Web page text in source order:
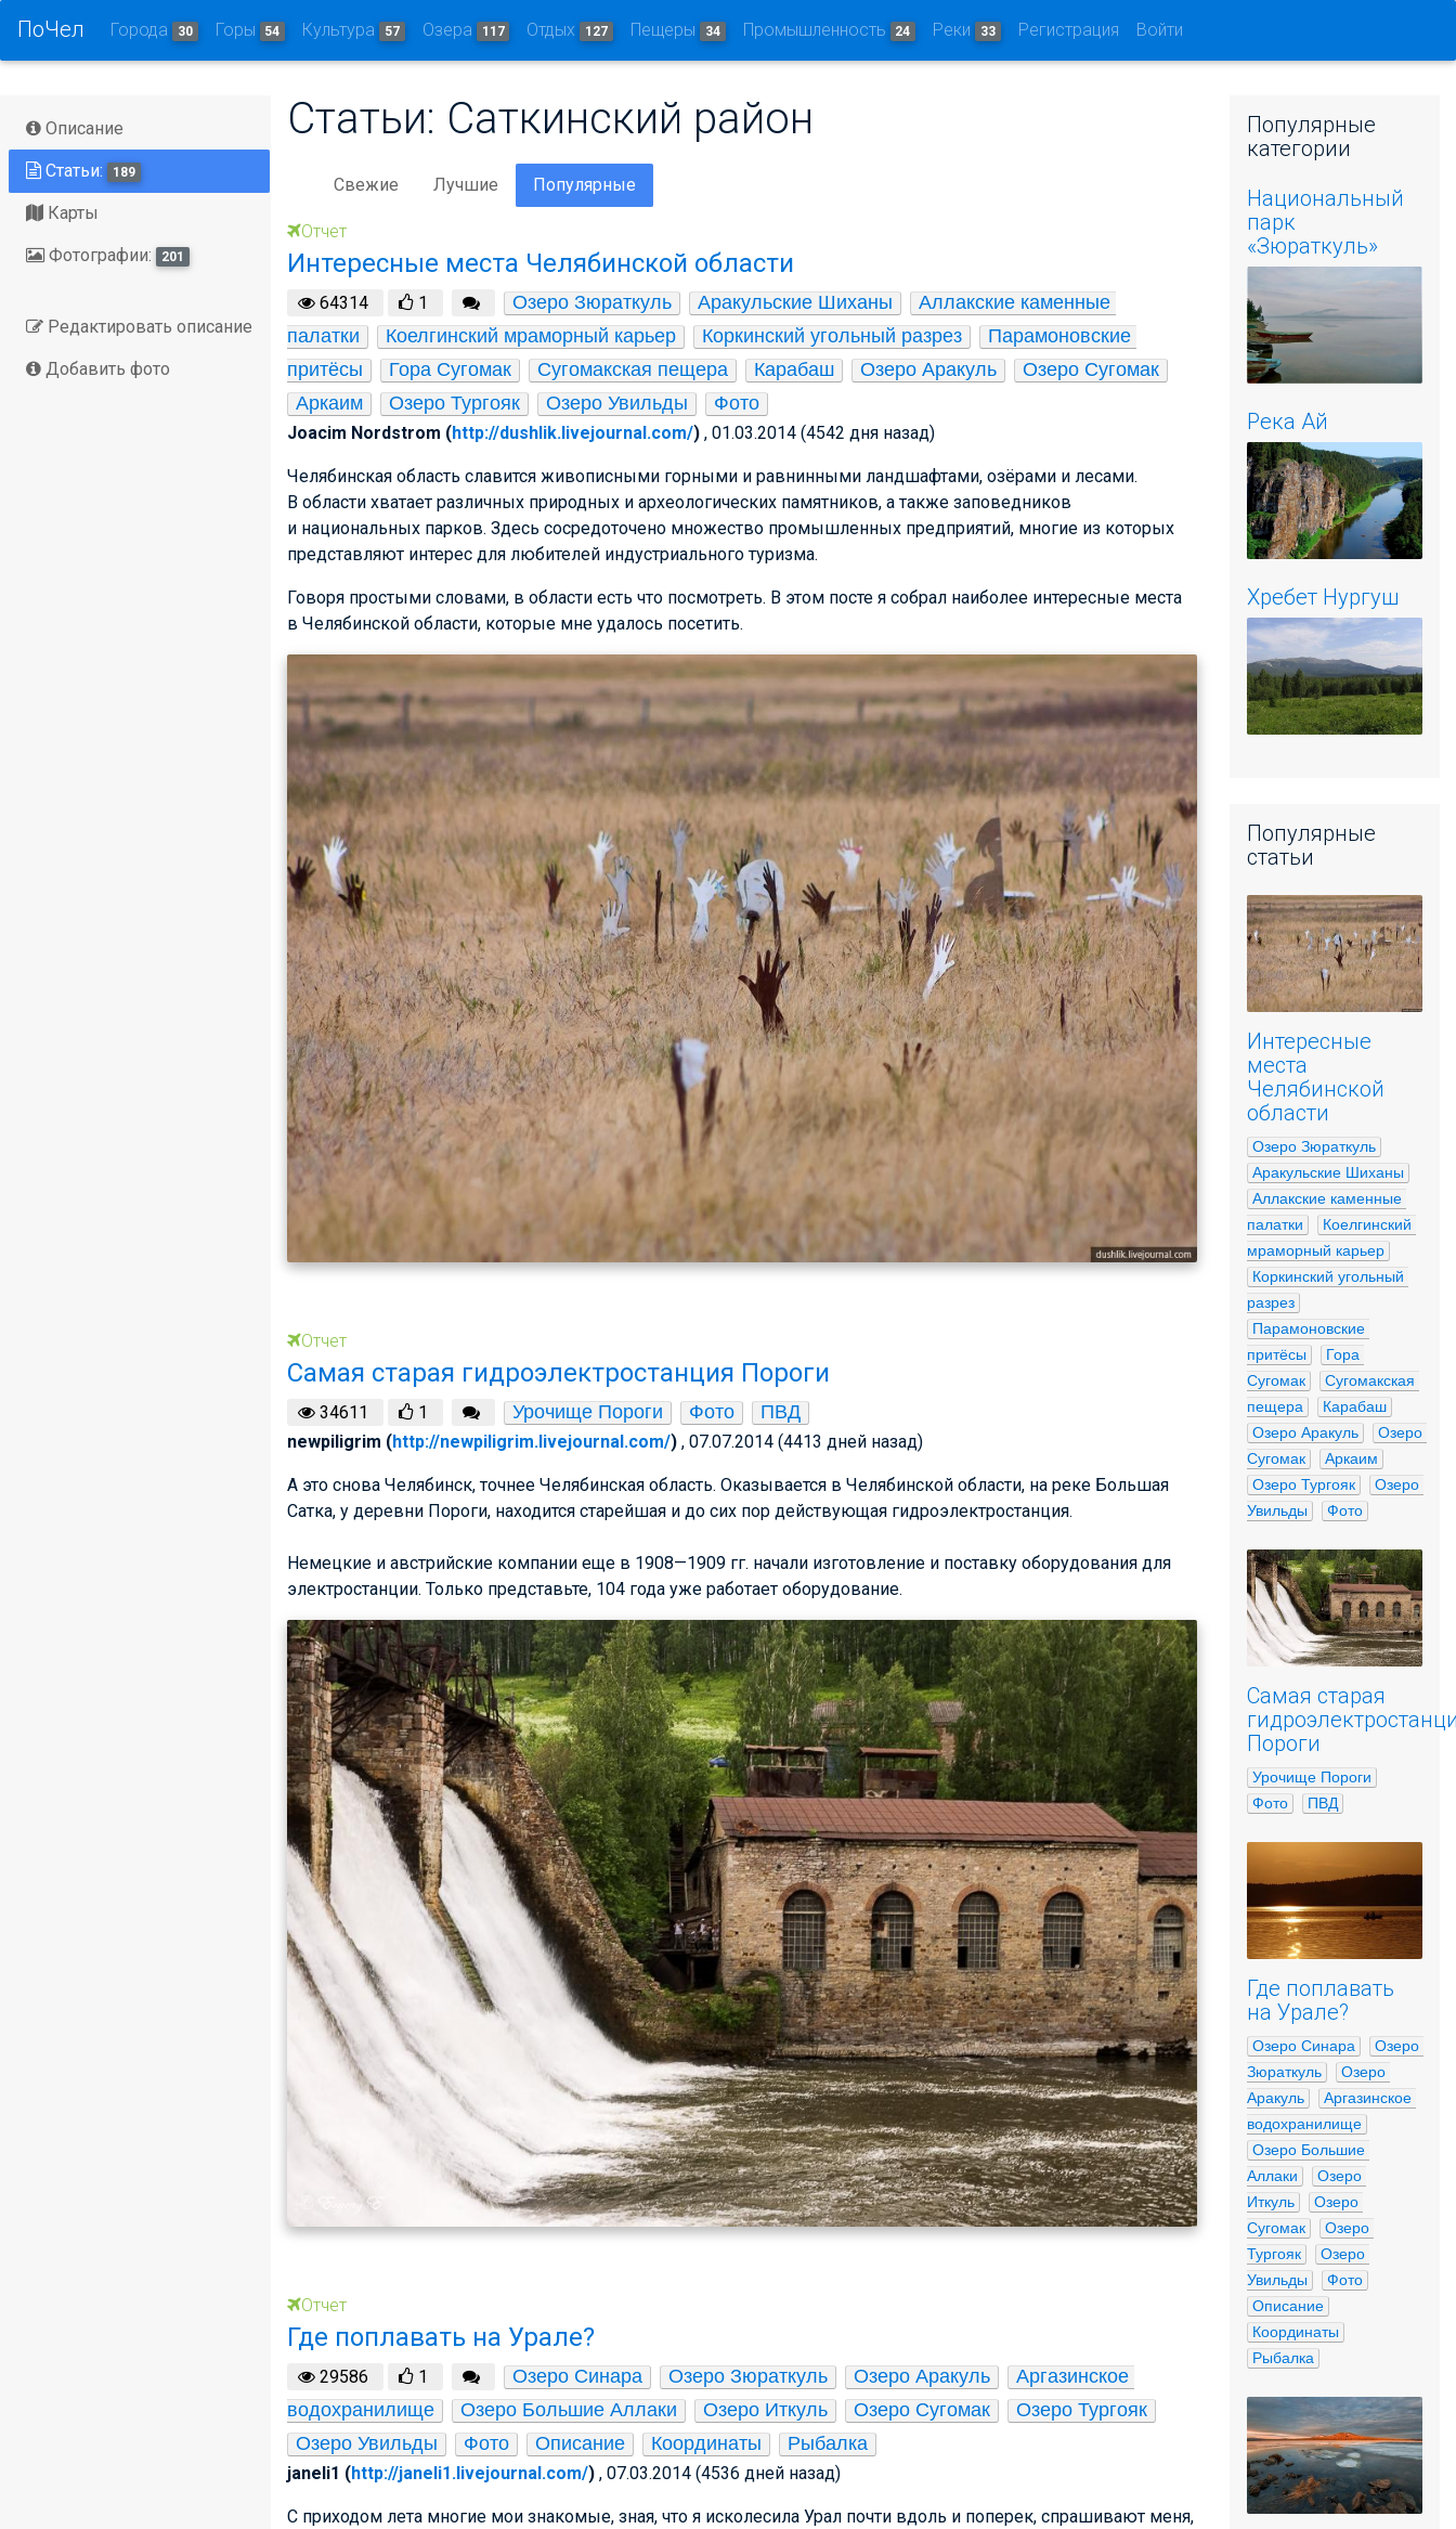
ПоЧел Города 30 Горы 54 Культура 57 Озера 117 Отдых 127 Пещеры 34 Промышленность 24 Реки 33 Регистрация Войти
Описание
Статьи: 189
Карты
Фотографии: 201
Редактировать описание
Добавить фото
Статьи: Саткинский район
Свежие Лучшие Популярные
Отчет
Интересные места Челябинской области
64314 1 Озеро Зюраткуль Аракульские Шиханы
Аллакские каменные
палатки
Коелгинский мраморный карьер Коркинский угольный разрез
Парамоновские
притёсы
Гора Сугомак Сугомакская пещера Карабаш Озеро Аракуль
Озеро Сугомак
Аркаим
Озеро Тургояк Озеро Увильды Фото
Joacim Nordstrom (http://dushlik.livejournal.com/) , 01.03.2014 (4542 дня назад)
Челябинская область славится живописными горными и равнинными ландшафтами, озёрами и лесами.
В области хватает различных природных и археологических памятников, а также заповедников
и национальных парков. Здесь сосредоточено множество промышленных предприятий, многие из которых
представляют интерес для любителей индустриального туризма.
Говоря простыми словами, в области есть что посмотреть. В этом посте я собрал наиболее интересные места
в Челябинской области, которые мне удалось посетить.
Отчет
Самая старая гидроэлектростанция Пороги
34611 1 Урочище Пороги Фото ПВД
newpiligrim (http://newpiligrim.livejournal.com/) , 07.07.2014 (4413 дней назад)
А это снова Челябинск, точнее Челябинская область. Оказывается в Челябинской области, на реке Большая
Сатка, у деревни Пороги, находится старейшая и до сих пор действующая гидроэлектростанция.
Немецкие и австрийские компании еще в 1908—1909 гг. начали изготовление и поставку оборудования для
электростанции. Только представьте, 104 года уже работает оборудование.
Отчет
Где поплавать на Урале?
29586 1 Озеро Синара Озеро Зюраткуль Озеро Аракуль
Аргазинское
водохранилище
Озеро Большие Аллаки Озеро Иткуль Озеро Сугомак
Озеро Тургояк
Озеро Увильды
Фото Описание Координаты Рыбалка
janeli1 (http://janeli1.livejournal.com/) , 07.03.2014 (4536 дней назад)
С приходом лета многие мои знакомые, зная, что я исколесила Урал почти вдоль и поперек, спрашивают меня,
Популярные
категории
Национальный
парк
«Зюраткуль»
Река Ай
Хребет Нургуш
Популярные
статьи
Интересные
места
Челябинской
области
Озеро Зюраткуль
Аракульские Шиханы
Аллакские каменные
палатки
Коелгинский
мраморный карьер
Коркинский угольный
разрез
Парамоновские
притёсы
Гора
Сугомак
Сугомакская
пещера
Карабаш
Озеро Аракуль
Озеро
Сугомак
Аркаим
Озеро Тургояк
Озеро
Увильды
Фото
Самая старая
Пороги
Урочище Пороги
Фото
ПВД
Где поплавать
на Урале?
Озеро Синара
Озеро
Зюраткуль
Озеро
Аракуль
Аргазинское
водохранилище
Озеро Большие
Аллаки
Озеро
Иткуль
Озеро
Сугомак
Озеро
Тургояк
Озеро
Увильды
Фото
Описание
Координаты
Рыбалка